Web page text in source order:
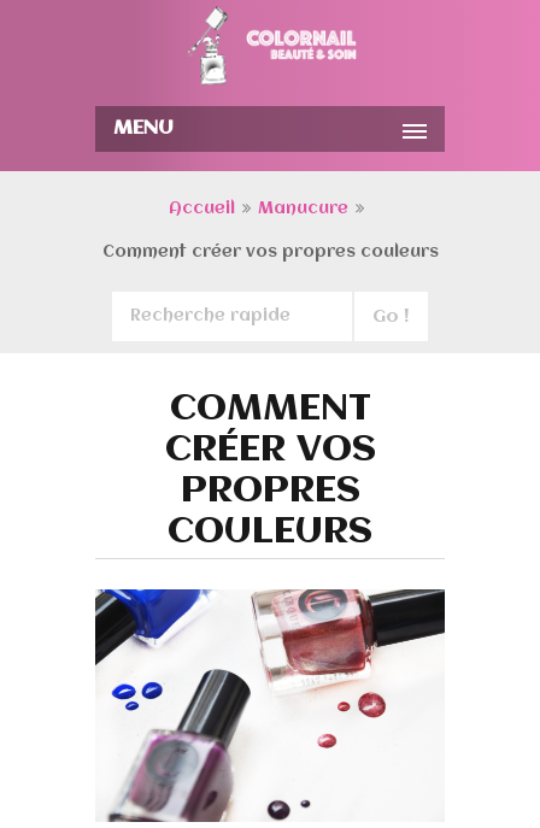
MENU
Accueil Manucure
Comment créer vos propres couleurs
COMMENT
CRÉER VOS
PROPRES
COULEURS